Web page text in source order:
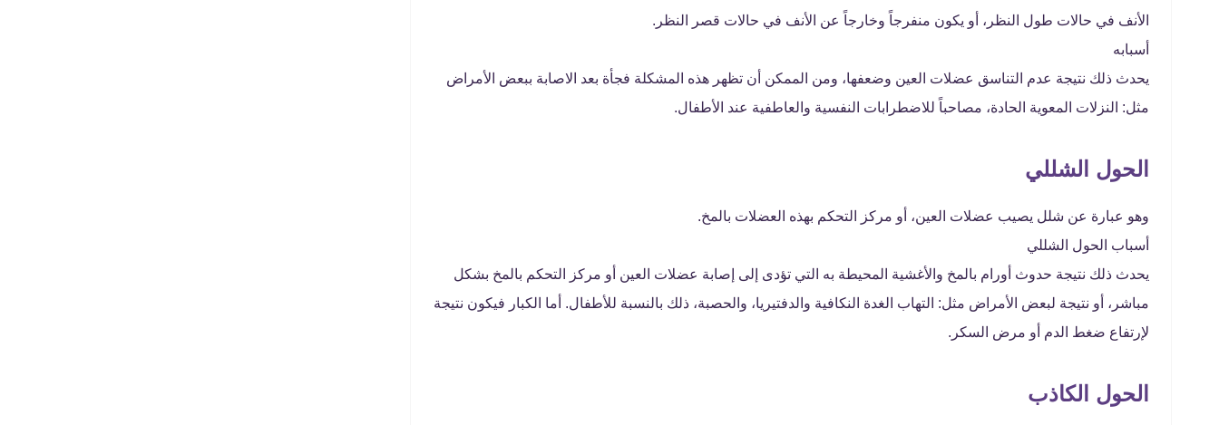
الأنف في حالات طول النظر، أو يكون منفرجاً وخارجاً عن الأنف في حالات قصر النظر.
أسبابه
يحدث ذلك نتيجة عدم التناسق عضلات العين وضعفها، ومن الممكن أن تظهر هذه المشكلة فجأة بعد الاصابة ببعض الأمراض
مثل: النزلات المعوية الحادة، مصاحباً للاضطرابات النفسية والعاطفية عند الأطفال.
الحول الشللي
وهو عبارة عن شلل يصيب عضلات العين، أو مركز التحكم بهذه العضلات بالمخ.
أسباب الحول الشللي
يحدث ذلك نتيجة حدوث أورام بالمخ والأغشية المحيطة به التي تؤدى إلى إصابة عضلات العين أو مركز التحكم بالمخ بشكل
مباشر، أو نتيجة لبعض الأمراض مثل: التهاب الغدة النكافية والدفتيريا، والحصبة، ذلك بالنسبة للأطفال. أما الكبار فيكون نتيجة
لإرتفاع ضغط الدم أو مرض السكر.
الحول الكاذب